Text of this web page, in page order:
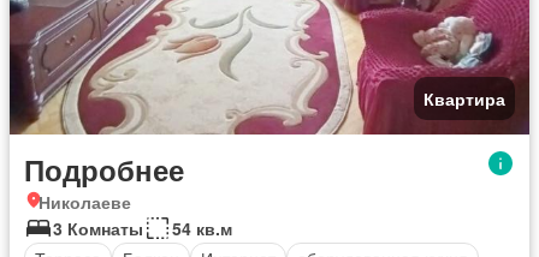
Квартира
Подробнее
Николаеве
3 Комнаты
54 кв.м